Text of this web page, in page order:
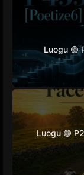
Luogu 🟢
Luogu 🟢